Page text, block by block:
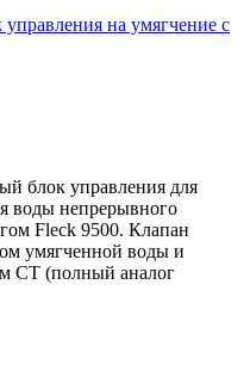
на умягчение с
блок управления для
воды непрерывного
Fleck 9500. Клапан
умягченной воды и
CT (полный аналог